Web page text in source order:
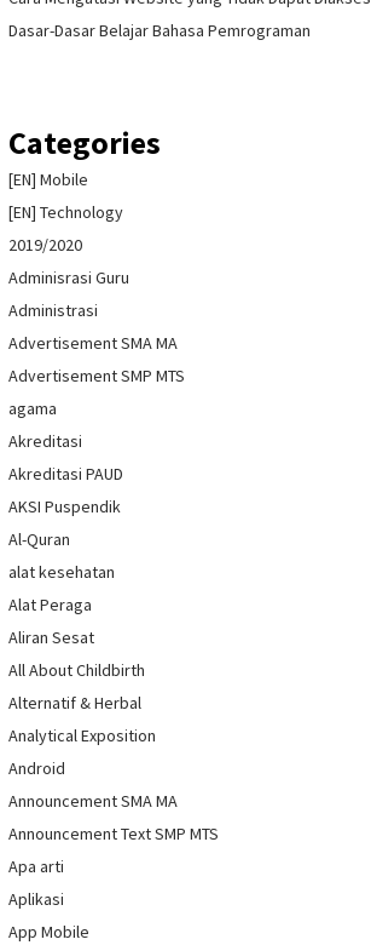
Dasar-Dasar Belajar Bahasa Pemrograman
Categories
[EN] Mobile
[EN] Technology
2019/2020
Adminisrasi Guru
Administrasi
Advertisement SMA MA
Advertisement SMP MTS
agama
Akreditasi
Akreditasi PAUD
AKSI Puspendik
Al-Quran
alat kesehatan
Alat Peraga
Aliran Sesat
All About Childbirth
Alternatif & Herbal
Analytical Exposition
Android
Announcement SMA MA
Announcement Text SMP MTS
Apa arti
Aplikasi
App Mobile